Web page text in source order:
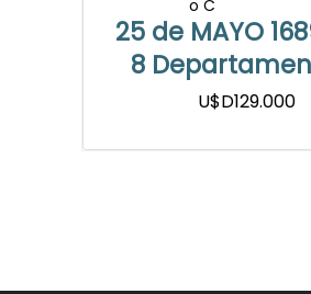
25 de MAYO
8
U$D129.000